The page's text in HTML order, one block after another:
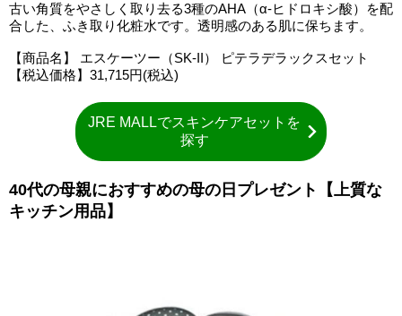
古い角質をやさしく取り去る3種のAHA（α-ヒドロキシ酸）を配
合した、ふき取り化粧水です。透明感のある肌に保ちます。
【商品名】 エスケーツー（SK-II） ピテラデラックスセット
【税込価格】31,715円(税込)
JRE MALLでスキンケアセットを
探す
40代の母親におすすめの母の日プレゼント【上質な
キッチン用品】